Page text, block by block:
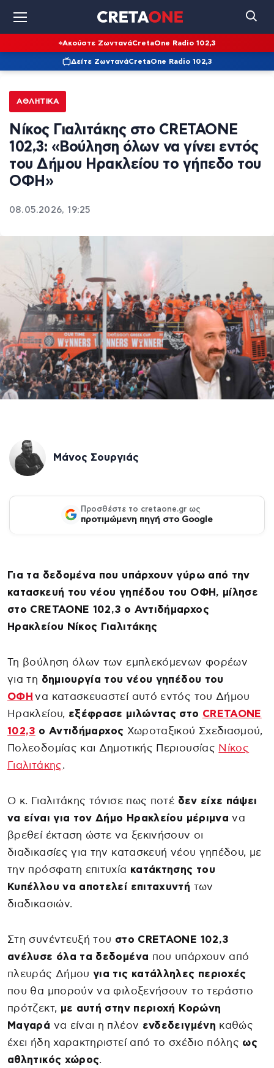
Ακούστε ΖωντανάCretaOne Radio 102,3
Δείτε ΖωντανάCretaOne Radio 102,3
ΑΘΛΗΤΙΚΆ
Νίκος Γιαλιτάκης στο CRETAONE
102,3: «Βούληση όλων να γίνει εντός
του Δήμου Ηρακλείου το γήπεδο του
ΟΦΗ»
08.05.2026, 19:25
Μάνος Σουργιάς
Προσθέστε το cretaone.gr ως
προτιμώμενη πηγή στο Google
Για τα δεδομένα που υπάρχουν γύρω από την
κατασκευή του νέου γηπέδου του ΟΦΗ, μίλησε
στο CRETAONE 102,3 ο Αντιδήμαρχος
Ηρακλείου Νίκος Γιαλιτάκης
Τη βούληση όλων των εμπλεκόμενων φορέων
για τη δημιουργία του νέου γηπέδου του
ΟΦΗ να κατασκευαστεί αυτό εντός του Δήμου
Ηρακλείου, εξέφρασε μιλώντας στο CRETAONE
102,3 o Αντιδήμαρχος Χωροταξικού Σχεδιασμού,
Πολεοδομίας και Δημοτικής Περιουσίας Νίκος
Γιαλιτάκης.
Ο κ. Γιαλιτάκης τόνισε πως ποτέ δεν είχε πάψει
να είναι για τον Δήμο Ηρακλείου μέριμνα να
βρεθεί έκταση ώστε να ξεκινήσουν οι
διαδικασίες για την κατασκευή νέου γηπέδου, με
την πρόσφατη επιτυχία κατάκτησης του
Κυπέλλου να αποτελεί επιταχυντή των
διαδικασιών.
Στη συνέντευξή του στο CRETAONE 102,3
ανέλυσε όλα τα δεδομένα που υπάρχουν από
πλευράς Δήμουγια τις κατάλληλες περιοχές
που θα μπορούν να φιλοξενήσουν το τεράστιο
πρότζεκτ, με αυτή στην περιοχή Κορώνη
Μαγαρά να είναι η πλέον ενδεδειγμένη καθώς
έχει ήδη χαρακτηριστεί από το σχέδιο πόλης ως
αθλητικός χώρος.